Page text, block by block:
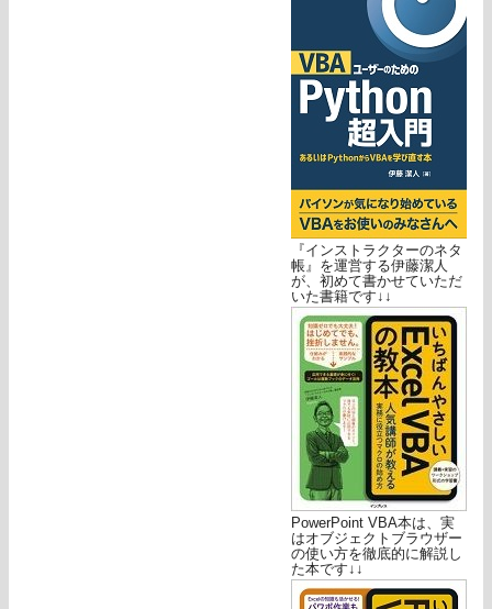
『インストラクターのネタ
帳』を運営する伊藤潔人
が、初めて書かせていただ
いた書籍です↓↓
PowerPoint VBA本は、実
はオブジェクトブラウザー
の使い方を徹底的に解説し
た本です↓↓